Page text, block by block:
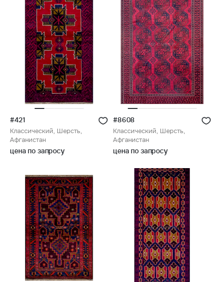
#421
Классический, Шерсть,
Афганистан
цена по запросу
#8608
Классический, Шерсть,
Афганистан
цена по запросу